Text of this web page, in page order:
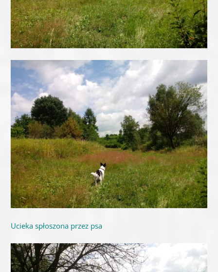
Ucieka spłoszona przez psa